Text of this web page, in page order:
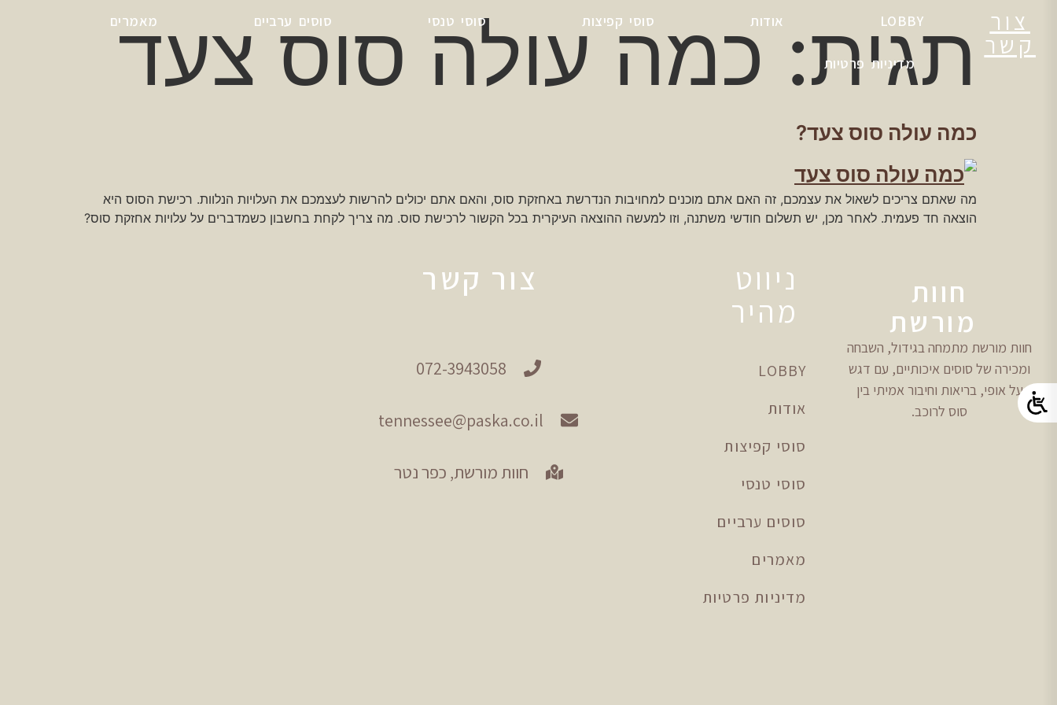
צור
קשר
LOBBY אודות סוסי קפיצות סוסי טנסי סוסים ערביים מאמרים
מדיניות פרטיות
תגית:כמה עולה סוס צעד
כמה עולה סוס צעד?
מה שאתם צריכים לשאול את עצמכם, זה האם אתם מוכנים למחויבות הנדרשת באחזקת סוס, והאם אתם יכולים להרשות לעצמכם את העלויות הנלוות. רכישת הסוס היא
הוצאה חד פעמית. לאחר מכן, יש תשלום חודשי משתנה, וזו למעשה ההוצאה העיקרית בכל הקשור לרכישת סוס. מה צריך לקחת בחשבון כשמדברים על עלויות אחזקת סוס?
חוות
מורשת
חוות מורשת מתמחה בגידול, השבחה
ומכירה של סוסים איכותיים, עם דגש
על אופי, בריאות וחיבור אמיתי בין
סוס לרוכב.
ניווט
מהיר
LOBBY
אודות
סוסי קפיצות
סוסי טנסי
סוסים ערביים
מאמרים
מדיניות פרטיות
צור קשר
072-3943058
tennessee@paska.co.il
חוות מורשת, כפר נטר